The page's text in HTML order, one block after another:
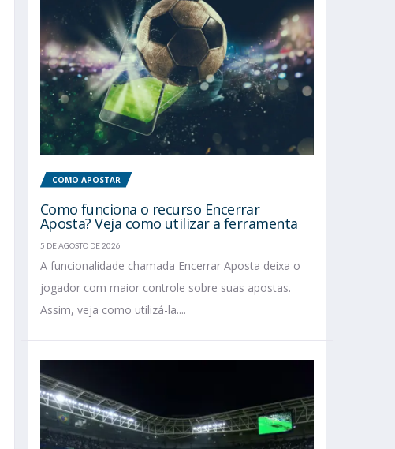
COMO APOSTAR
Como funciona o recurso Encerrar
Aposta? Veja como utilizar a ferramenta
5 DE AGOSTO DE 2026
A funcionalidade chamada Encerrar Aposta deixa o
jogador com maior controle sobre suas apostas.
Assim, veja como utilizá-la....